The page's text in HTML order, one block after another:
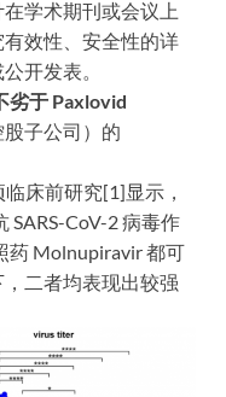
学术期刊或会议上
效性、安全性的详
开发表。
劣于 Paxlovid
子公司）的
临床前研究[1]显示，
CoV-2 病毒作
药 Molnupiravir 都可
二者均表现出较强